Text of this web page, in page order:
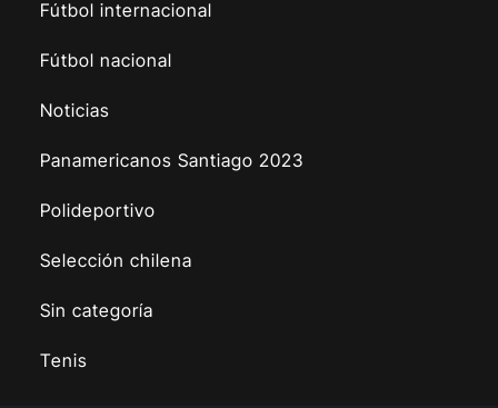
Fútbol internacional
Fútbol nacional
Noticias
Panamericanos Santiago 2023
Polideportivo
Selección chilena
Sin categoría
Tenis